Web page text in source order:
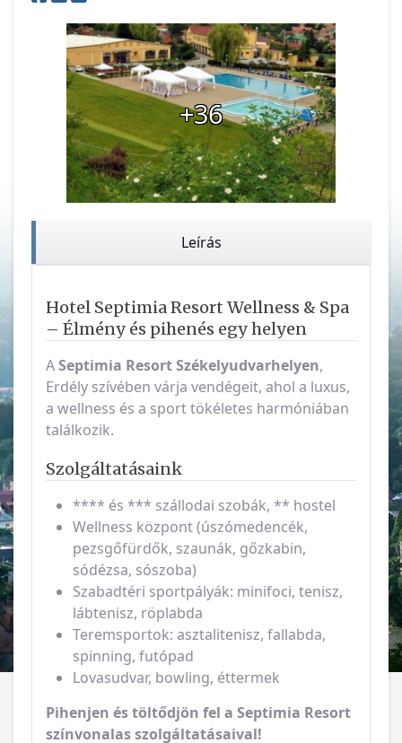
+36
Leírás
Hotel Septimia Resort Wellness & Spa
– Élmény és pihenés egy helyen
ASeptimia ResortSzékelyudvarhelyen,
Erdély szívében várja vendégeit, ahol a luxus,
a wellness és a sport tökéletes harmóniában
találkozik.
Szolgáltatásaink
**** és *** szállodai szobák, ** hostel
Wellness központ (úszómedencék,
pezsgőfürdők, szaunák, gőzkabin,
sódézsa, sószoba)
Szabadtéri sportpályák: minifoci, tenisz,
lábtenisz, röplabda
Teremsportok: asztalitenisz, fallabda,
spinning, futópad
Lovasudvar, bowling, éttermek
Pihenjen és töltődjön fel a Septimia Resort
színvonalas szolgáltatásaival!